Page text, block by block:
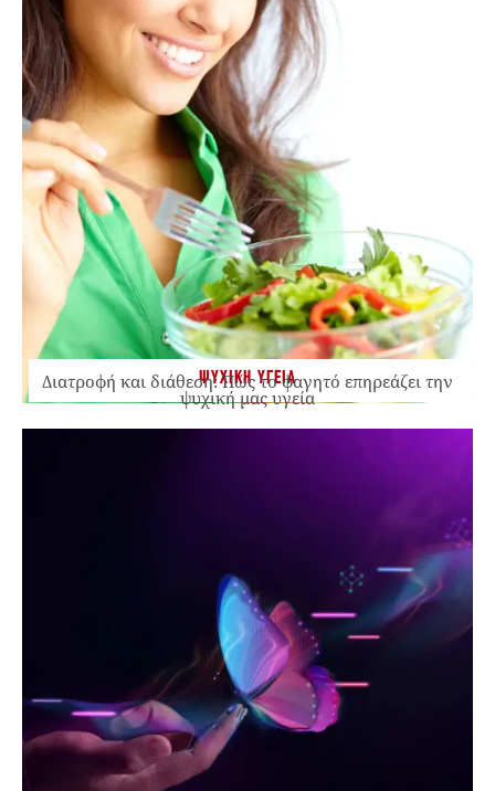
ΨΥΧΙΚΗ ΥΓΕΙΑ
Διατροφή και διάθεση: Πώς το φαγητό επηρεάζει την
ψυχική μας υγεία